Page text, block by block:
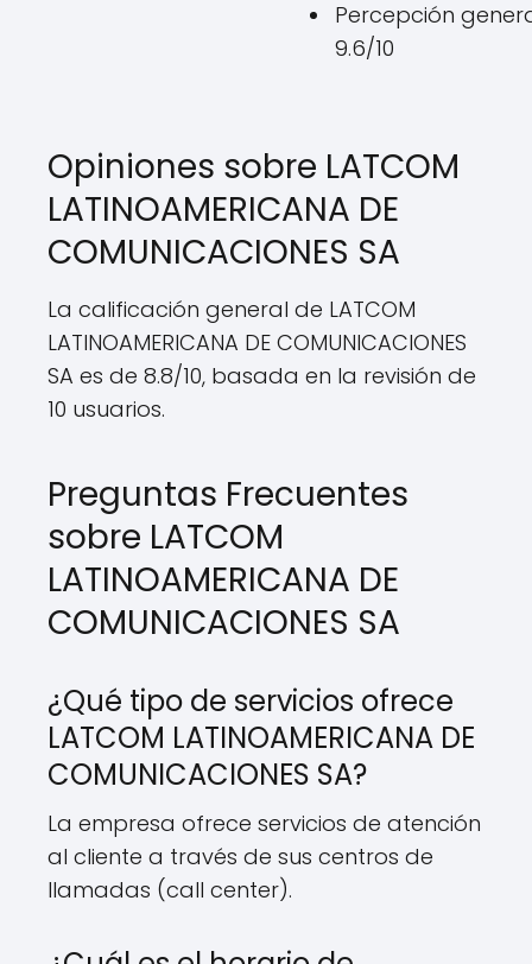
Percepción
9.6/10
Opiniones sobre LATCOM
LATINOAMERICANA DE
COMUNICACIONES SA
La calificación general de LATCOM
LATINOAMERICANA DE COMUNICACIONES
SA es de 8.8/10, basada en la revisión de
10 usuarios.
Preguntas Frecuentes
sobre LATCOM
LATINOAMERICANA DE
COMUNICACIONES SA
¿Qué tipo de servicios ofrece
LATCOM LATINOAMERICANA DE
COMUNICACIONES SA?
La empresa ofrece servicios de atención
al cliente a través de sus centros de
llamadas (call center).